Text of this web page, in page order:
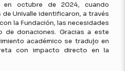
en octubre de 2024, cuando
Univalle identificaron, a través
la Fundación, las necesidades
de donaciones. Gracias a este
académico se tradujo en
con impacto directo en la